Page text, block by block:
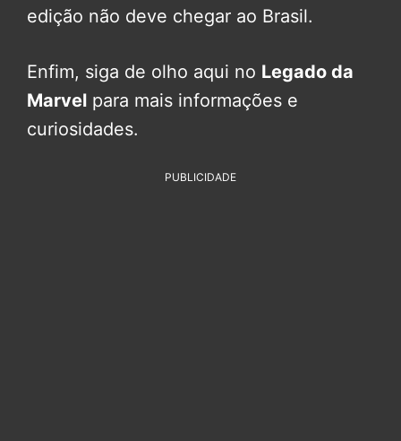
edição não deve chegar ao Brasil.
Enfim, siga de olho aqui no Legado da
Marvel para mais informações e
curiosidades.
PUBLICIDADE